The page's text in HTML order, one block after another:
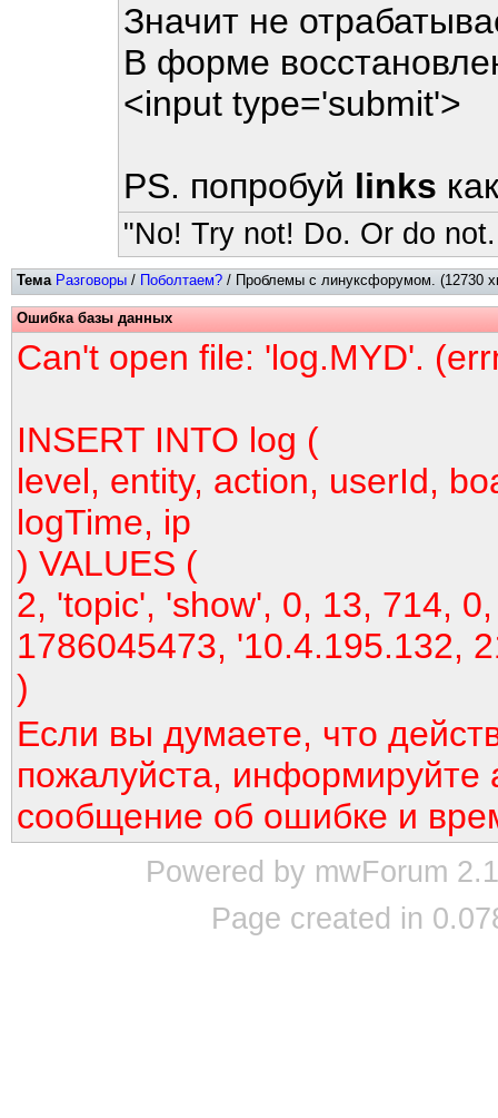
Значит не
В форме
<input type='submit'>
PS. попробуй links
"No! Try not! Do. Or do
Тема Разговоры / Поболтаем? / Проблемы с линуксфорумом. (12730
Ошибка базы данных
Can't open file: 'log.MYD'.
INSERT INTO log (
level, entity, action, userId,
logTime, ip
) VALUES (
2, 'topic', 'show', 0, 13, 714,
1786045473, '10.4.195.132,
)
Если вы думаете, что
пожалуйста, информируйте
сообщение об ошибке и
Powered by mwForum
Page created in